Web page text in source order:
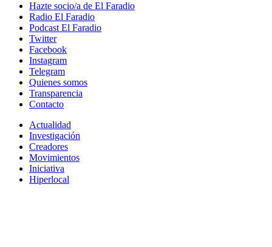
Hazte socio/a de El Faradio
Radio El Faradio
Podcast El Faradio
Twitter
Facebook
Instagram
Telegram
Quienes somos
Transparencia
Contacto
Actualidad
Investigación
Creadores
Movimientos
Iniciativa
Hiperlocal